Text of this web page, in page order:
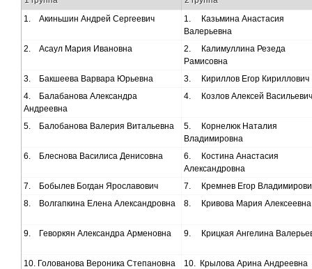
1.
Акиньшин Андрей Сергеевич 1.
Казьмина Анастасия
Валерьевна
2.
Асаул Мария Ивановна 2.
Калимуллина Резеда
Рамисовна
3.
Бакшеева Варвара Юрьевна 3.
Кириллов Егор Кириллович
4.
Балабанова Александра
Андреевна
4. Козлов Алексей Васильевич
5. Балобанова Валерия Витальевна 5.
Корнелюк Наталия
Владимировна
6.
Блеснова Василиса Денисовна 6.
Костина Анастасия
Александровна
7.
Бобылев Богдан Ярославович 7.
Кремнев Егор
8.
Волгапкина Елена Александровна 8. Кривова Мария Алексеевна
9. Геворкян Александра Арменовна 9. Крицкая Ангелина
10. Голованова Вероника Степановна 10.
Крылова Арина Андреевна